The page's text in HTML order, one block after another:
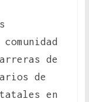
de
de
en